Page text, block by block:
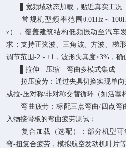
▌宽频域动态加载，贴近真实工况
常规机型频率范围0.01Hz～
z），覆盖建筑结构低频振动至汽车
求；支持正弦波、三角波、方波、梯
调节范围-2～+1，波形失真度≤3%，确
▌拉伸—压缩—弯曲多模式集成
拉压疲劳：通过夹具切换实现单向
或拉‑压对称/非对称交替循环（如活塞
弯曲疲劳：标配三点弯曲/四点弯
入物接骨板的弯曲疲劳测试；
复合加载（选配）：部分机型可
弯‑扭复合疲劳，模拟航空发动机叶片